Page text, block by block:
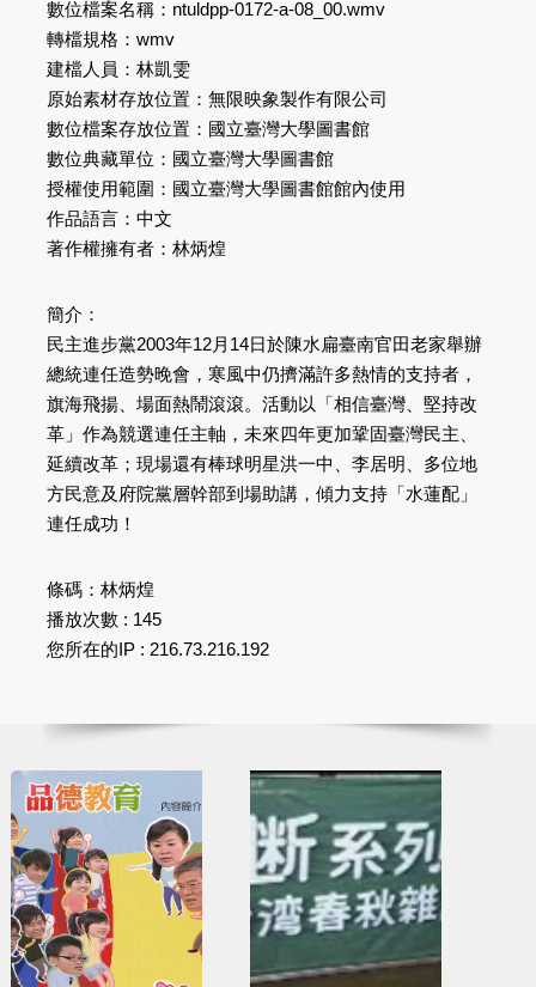
數位檔案名稱：ntuldpp-0172-a-08_00.wmv
轉檔規格：wmv
建檔人員：林凱雯
原始素材存放位置：無限映象製作有限公司
數位檔案存放位置：國立臺灣大學圖書館
數位典藏單位：國立臺灣大學圖書館
授權使用範圍：國立臺灣大學圖書館館內使用
作品語言：中文
著作權擁有者：林炳煌
簡介：
民主進步黨2003年12月14日於陳水扁臺南官田老家舉辦
總統連任造勢晚會，寒風中仍擠滿許多熱情的支持者，
旗海飛揚、場面熱鬧滾滾。活動以「相信臺灣、堅持改
革」作為競選連任主軸，未來四年更加鞏固臺灣民主、
延續改革；現場還有棒球明星洪一中、李居明、多位地
方民意及府院黨層幹部到場助講，傾力支持「水蓮配」
連任成功！
條碼：林炳煌
播放次數 : 145
您所在的IP : 216.73.216.192